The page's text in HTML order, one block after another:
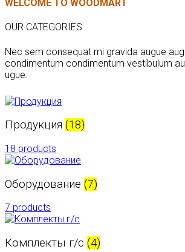
WELCOME TO WOODMART
OUR CATEGORIES
Nec sem consequat mi gravida augue
condimentum condimentum vestibulum
ugue.
Продукция (18)
18 products
Оборудование (7)
7 products
Комплекты г/с (4)